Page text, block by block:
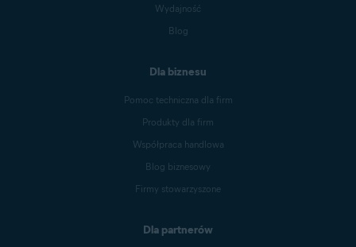
Wydajność
Blog
Dla biznesu
Pomoc techniczna dla firm
Produkty dla firm
Współpraca handlowa
Blog biznesowy
Firmy stowarzyszone
Dla partnerów